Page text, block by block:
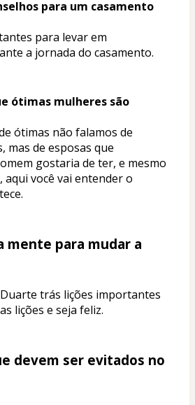
para um casamento
para levar em
a jornada do casamento.
ótimas mulheres são
ótimas não falamos de
mas de esposas que
gostaria de ter, e mesmo
aqui você vai entender o
mente para mudar a
trás lições importantes
lições e seja feliz.
devem ser evitados no